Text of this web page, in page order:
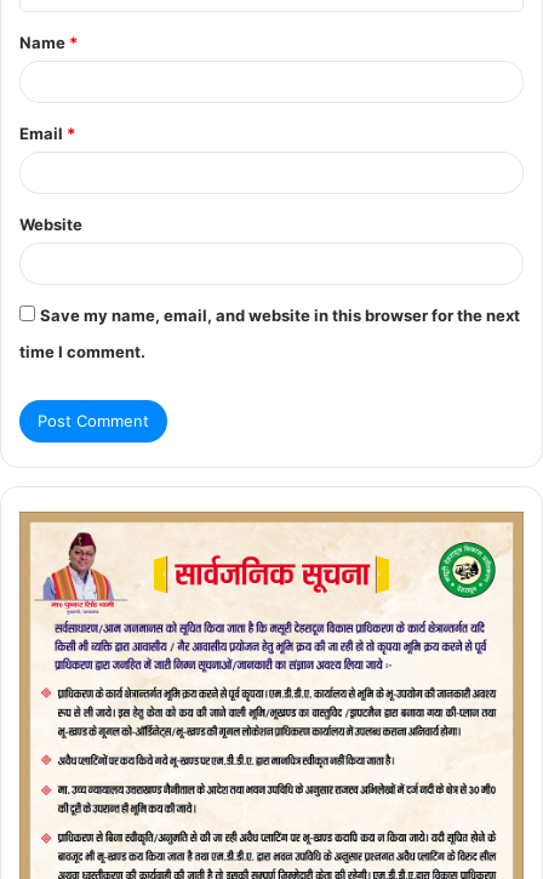
t
*
Name *
Email *
Website
Save my name, email, and website in this browser for the next
time I comment.